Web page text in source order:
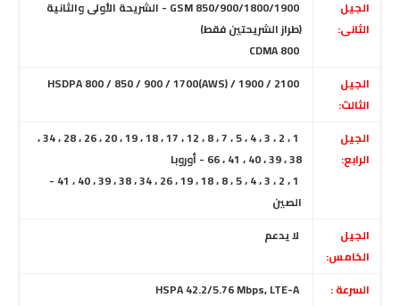
الجيل
الثانى:
GSM 850/900/1800/1900 - الشريحة الأولى والثانية
(طراز الشريحتين فقط)
الجيل
الثالث:
الجيل
الرابع:
1 ، 2 ، 3 ، 4 ، 5 ، 7 ، 8 ، 12 ، 17 ، 18 ، 19 ، 20 ، 26 ، 28 ، 34 ،
38 ، 39 ، 40 ، 41 ، 66 - أوروبا
1 ، 2 ، 3 ، 4 ، 5 ، 8 ، 18 ، 19 ، 26 ، 34 ، 38 ، 39 ، 40 ، 41 -
الصين
الجيل
الخامس:
لا يدعم
السرعة :